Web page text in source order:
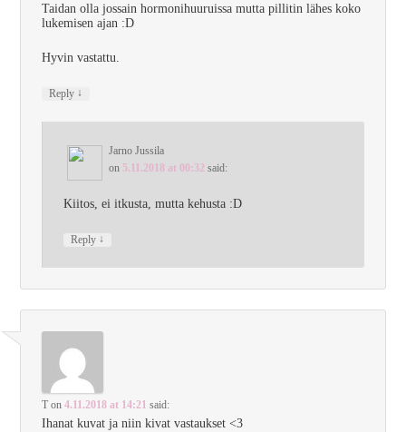
Taidan olla jossain hormonihuuruissa mutta pillitin lähes koko
lukemisen ajan :D
Hyvin vastattu.
Reply ↓
Jarno Jussila
on 5.11.2018 at 00:32 said:
Kiitos, ei itkusta, mutta kehusta :D
Reply ↓
T on4.11.2018 at 14:21 said:
Ihanat kuvat ja niin kivat vastaukset <3